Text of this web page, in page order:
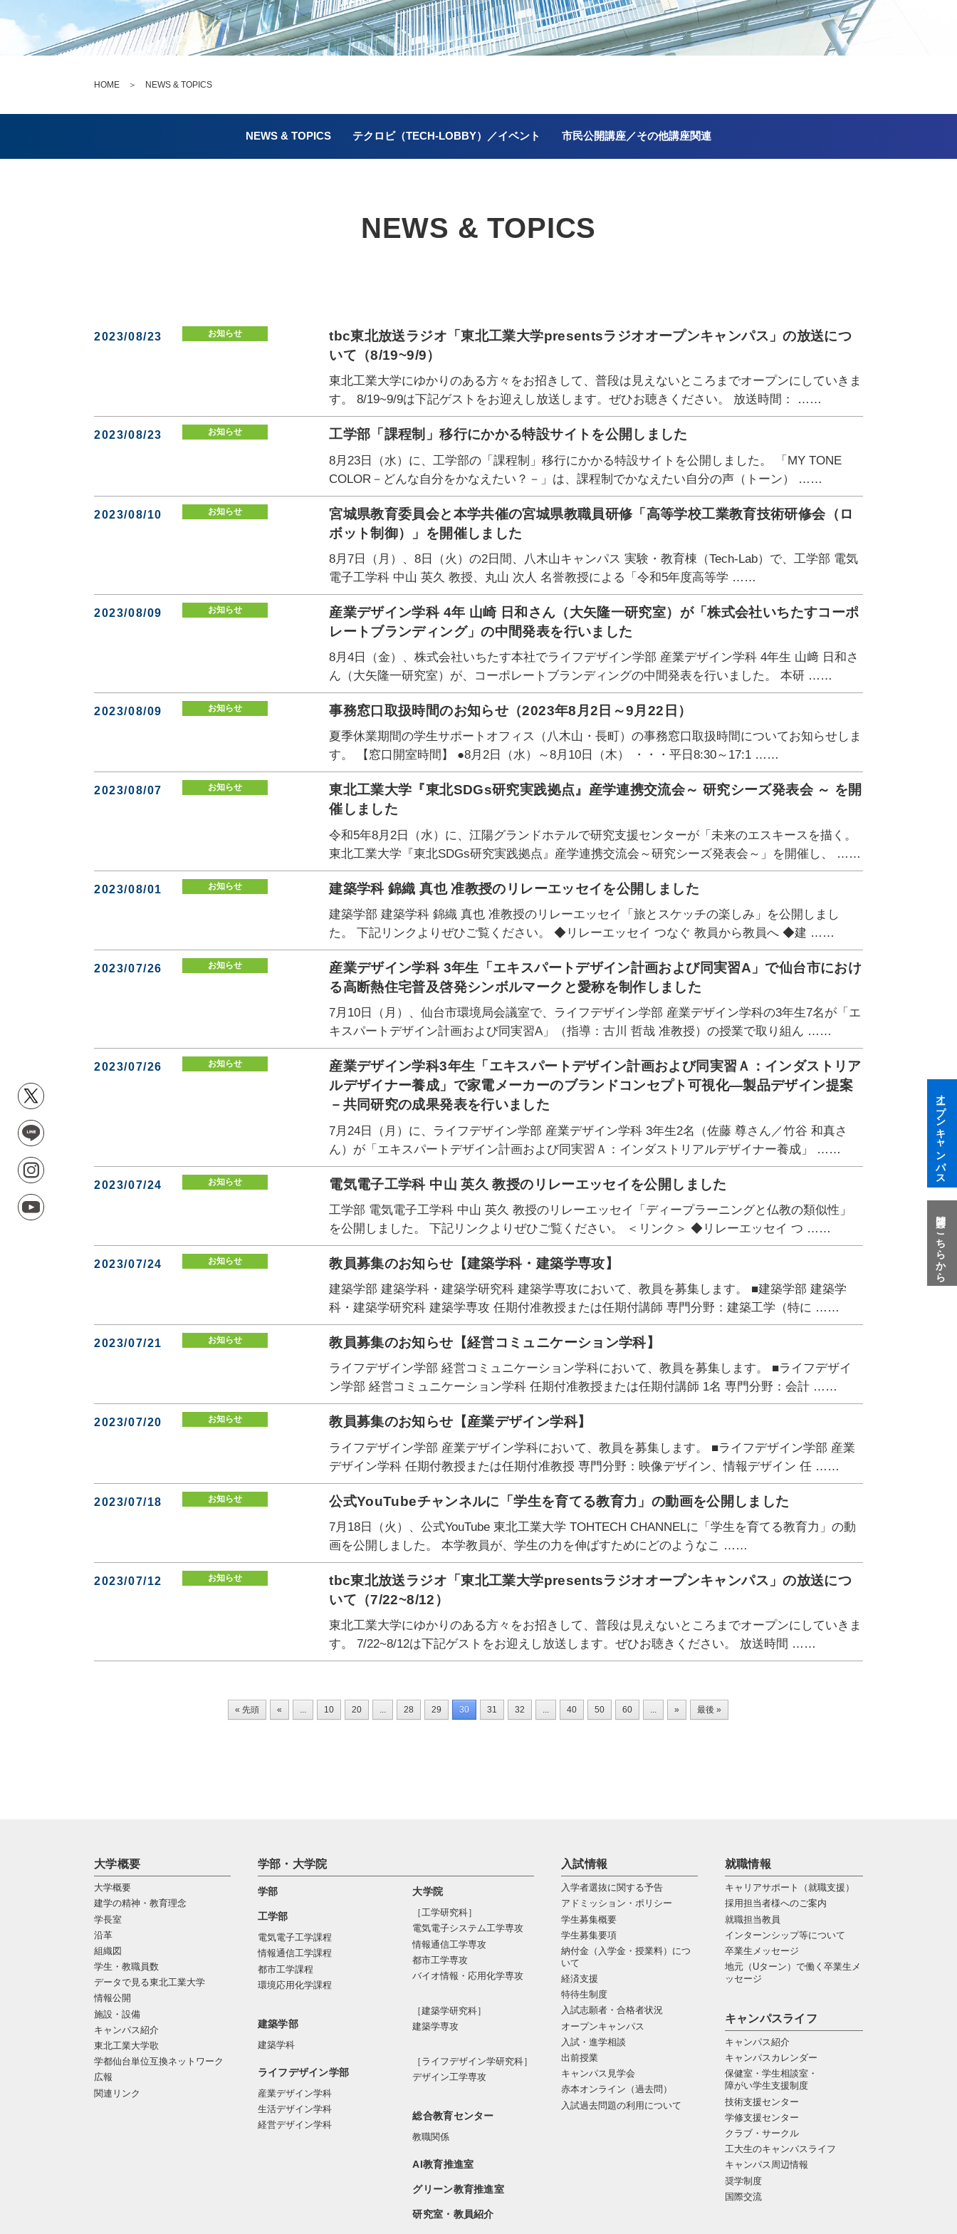
HOME ＞ NEWS & TOPICS
NEWS & TOPICS テクロビ（TECH-LOBBY）／イベント 市民公開講座／その他講座関連
NEWS & TOPICS
2023/08/23 お知らせ
tbc東北放送ラジオ「東北工業大学presentsラジオオープンキャンパス」の放送につ
いて（8/19~9/9）
東北工業大学にゆかりのある方々をお招きして、普段は見えないところまでオープンにしていきま
す。 8/19~9/9は下記ゲストをお迎えし放送します。ぜひお聴きください。 放送時間： ……
2023/08/23 お知らせ 工学部「課程制」移行にかかる特設サイトを公開しました
8月23日（水）に、工学部の「課程制」移行にかかる特設サイトを公開しました。 「MY TONE
COLOR－どんな自分をかなえたい？－」は、課程制でかなえたい自分の声（トーン） ……
2023/08/10 お知らせ
宮城県教育委員会と本学共催の宮城県教職員研修「高等学校工業教育技術研修会（ロ
ボット制御）」を開催しました
8月7日（月）、8日（火）の2日間、八木山キャンパス 実験・教育棟（Tech-Lab）で、工学部 電気
電子工学科 中山 英久 教授、丸山 次人 名誉教授による「令和5年度高等学 ……
2023/08/09 お知らせ
産業デザイン学科 4年 山崎 日和さん（大矢隆一研究室）が「株式会社いちたすコーポ
レートブランディング」の中間発表を行いました
8月4日（金）、株式会社いちたす本社でライフデザイン学部 産業デザイン学科 4年生 山﨑 日和さ
ん（大矢隆一研究室）が、コーポレートブランディングの中間発表を行いました。 本研 ……
2023/08/09 お知らせ 事務窓口取扱時間のお知らせ（2023年8月2日～9月22日）
夏季休業期間の学生サポートオフィス（八木山・長町）の事務窓口取扱時間についてお知らせしま
す。 【窓口開室時間】 ●8月2日（水）～8月10日（木） ・・・平日8:30～17:1 ……
2023/08/07 お知らせ
東北工業大学『東北SDGs研究実践拠点』産学連携交流会～ 研究シーズ発表会 ～ を開
催しました
令和5年8月2日（水）に、江陽グランドホテルで研究支援センターが「未来のエスキースを描く。
東北工業大学『東北SDGs研究実践拠点』産学連携交流会～研究シーズ発表会～」を開催し、 ……
2023/08/01 お知らせ 建築学科 錦織 真也 准教授のリレーエッセイを公開しました
建築学部 建築学科 錦織 真也 准教授のリレーエッセイ「旅とスケッチの楽しみ」を公開しまし
た。 下記リンクよりぜひご覧ください。 ◆リレーエッセイ つなぐ 教員から教員へ ◆建 ……
2023/07/26 お知らせ
産業デザイン学科 3年生「エキスパートデザイン計画および同実習A」で仙台市におけ
る高断熱住宅普及啓発シンボルマークと愛称を制作しました
7月10日（月）、仙台市環境局会議室で、ライフデザイン学部 産業デザイン学科の3年生7名が「エ
キスパートデザイン計画および同実習A」（指導：古川 哲哉 准教授）の授業で取り組ん ……
2023/07/26 お知らせ
産業デザイン学科3年生「エキスパートデザイン計画および同実習Ａ：インダストリア
ルデザイナー養成」で家電メーカーのブランドコンセプト可視化―製品デザイン提案
－共同研究の成果発表を行いました
7月24日（月）に、ライフデザイン学部 産業デザイン学科 3年生2名（佐藤 尊さん／竹谷 和真さ
ん）が「エキスパートデザイン計画および同実習Ａ：インダストリアルデザイナー養成」 ……
2023/07/24 お知らせ 電気電子工学科 中山 英久 教授のリレーエッセイを公開しました
工学部 電気電子工学科 中山 英久 教授のリレーエッセイ「ディープラーニングと仏教の類似性」
を公開しました。 下記リンクよりぜひご覧ください。 ＜リンク＞ ◆リレーエッセイ つ ……
2023/07/24 お知らせ 教員募集のお知らせ【建築学科・建築学専攻】
建築学部 建築学科・建築学研究科 建築学専攻において、教員を募集します。 ■建築学部 建築学
科・建築学研究科 建築学専攻 任期付准教授または任期付講師 専門分野：建築工学（特に ……
2023/07/21 お知らせ 教員募集のお知らせ【経営コミュニケーション学科】
ライフデザイン学部 経営コミュニケーション学科において、教員を募集します。 ■ライフデザイ
ン学部 経営コミュニケーション学科 任期付准教授または任期付講師 1名 専門分野：会計 ……
2023/07/20 お知らせ 教員募集のお知らせ【産業デザイン学科】
ライフデザイン学部 産業デザイン学科において、教員を募集します。 ■ライフデザイン学部 産業
デザイン学科 任期付教授または任期付准教授 専門分野：映像デザイン、情報デザイン 任 ……
2023/07/18 お知らせ 公式YouTubeチャンネルに「学生を育てる教育力」の動画を公開しました
7月18日（火）、公式YouTube 東北工業大学 TOHTECH CHANNELに「学生を育てる教育力」の動
画を公開しました。 本学教員が、学生の力を伸ばすためにどのようなこ ……
2023/07/12 お知らせ
tbc東北放送ラジオ「東北工業大学presentsラジオオープンキャンパス」の放送につ
いて（7/22~8/12）
東北工業大学にゆかりのある方々をお招きして、普段は見えないところまでオープンにしていきま
す。 7/22~8/12は下記ゲストをお迎えし放送します。ぜひお聴きください。 放送時間 ……
« 先頭 « ... 10 20 ... 28 29 30 31 32 ... 40 50 60 ... » 最後 »
大学概要
大学概要
建学の精神・教育理念
学長室
沿革
組織図
学生・教職員数
データで見る東北工業大学
情報公開
施設・設備
キャンパス紹介
東北工業大学歌
学都仙台単位互換ネットワーク
広報
関連リンク
学部・大学院
学部
工学部
電気電子工学課程
情報通信工学課程
都市工学課程
環境応用化学課程
建築学部
建築学科
ライフデザイン学部
産業デザイン学科
生活デザイン学科
経営デザイン学科
大学院
［工学研究科］
電気電⼦システム⼯学専攻
情報通信⼯学専攻
都市⼯学専攻
バイオ情報・応⽤化学専攻
［建築学研究科］
建築学専攻
［ライフデザイン学研究科］
デザイン工学専攻
総合教育センター
教職関係
AI教育推進室
グリーン教育推進室
研究室・教員紹介
入試情報
入学者選抜に関する予告
アドミッション・ポリシー
学生募集概要
学生募集要項
納付金（入学金・授業料）につ
いて
経済支援
特待生制度
入試志願者・合格者状況
オープンキャンパス
入試・進学相談
出前授業
キャンパス見学会
赤本オンライン（過去問）
入試過去問題の利用について
就職情報
キャリアサポート（就職支援）
採用担当者様へのご案内
就職担当教員
インターンシップ等について
卒業生メッセージ
地元（Uターン）で働く卒業生メ
ッセージ
キャンパスライフ
キャンパス紹介
キャンパスカレンダー
保健室・学生相談室・
障がい学生支援制度
技術支援センター
学修支援センター
クラブ・サークル
工大生のキャンパスライフ
キャンパス周辺情報
奨学制度
国際交流
オープンキャンパス
質問はこちらから